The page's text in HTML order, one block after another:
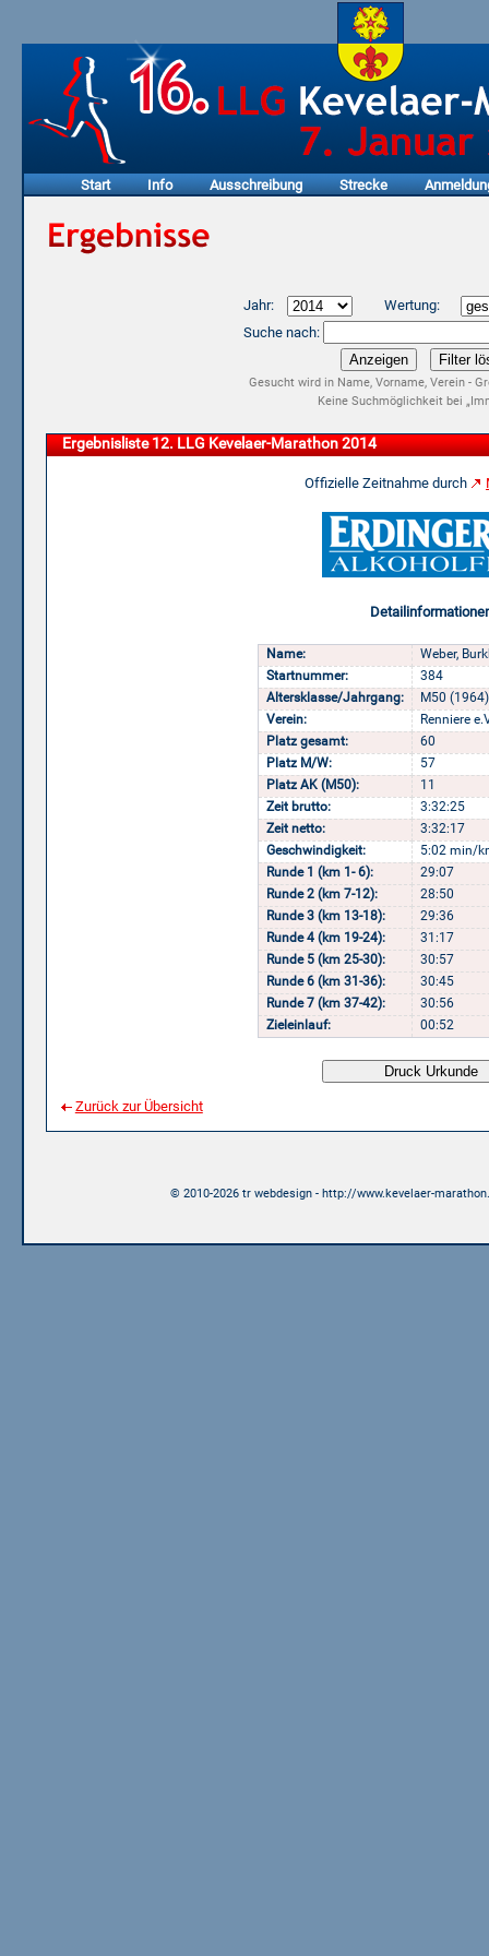
Start Info Ausschreibung Strecke
Jahr:
Wertung:
Suche nach:
Gesucht wird in Name, Vorname, Verein -
Keine Suchmöglichkeit bei
Ergebnisliste 12. LLG Kevelaer-Marathon 2014
Offizielle Zeitnahme durch
Name:
Weber,
Startnummer:
384
Altersklasse/Jahrgang:
M50 (1964)
Verein:
Renniere
Platz gesamt:
60
Platz M/W:
57
Platz AK (M50):
11
Zeit brutto:
3:32:25
Zeit netto:
3:32:17
Geschwindigkeit:
5:02 min/
Runde 1 (km 1- 6):
29:07
Runde 2 (km 7-12):
28:50
Runde 3 (km 13-18):
29:36
Runde 4 (km 19-24):
31:17
Runde 5 (km 25-30):
30:57
Runde 6 (km 31-36):
30:45
Runde 7 (km 37-42):
30:56
Zieleinlauf:
00:52
Zurück zur Übersicht
© 2010-2026 tr webdesign - http://www.kevelaer-